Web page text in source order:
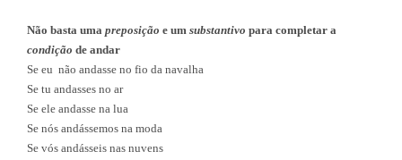
Não basta uma preposição e um substantivo para completar a
condição de andar
Se eu não andasse no fio da navalha
Se tu andasses no ar
Se ele andasse na lua
Se nós andássemos na moda
Se vós andásseis nas nuvens